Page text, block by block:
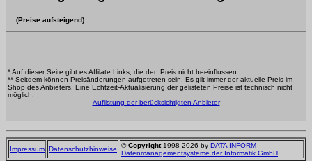
(Preise aufsteigend)
* Auf dieser Seite gibt es Affilate Links, die den Preis nicht beeinflussen.
** Seitdem können Preisänderungen aufgetreten sein. Es gilt immer der aktuelle Preis im
Shop des Anbieters. Eine Echtzeit-Aktualisierung der gelisteten Preise ist technisch nicht
möglich.
Auflistung der berücksichtigten Anbieter
Impressum Datenschutzhinweise ©Copyright1998-2026 by DATA INFORM-
Datenmanagementsysteme der Informatik GmbH